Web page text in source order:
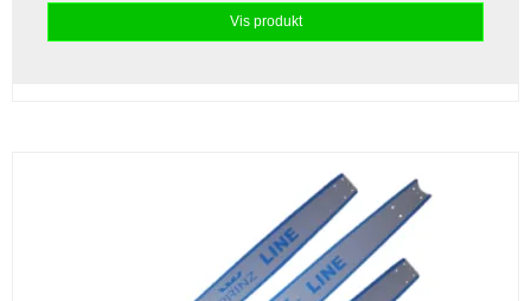
Vis produkt